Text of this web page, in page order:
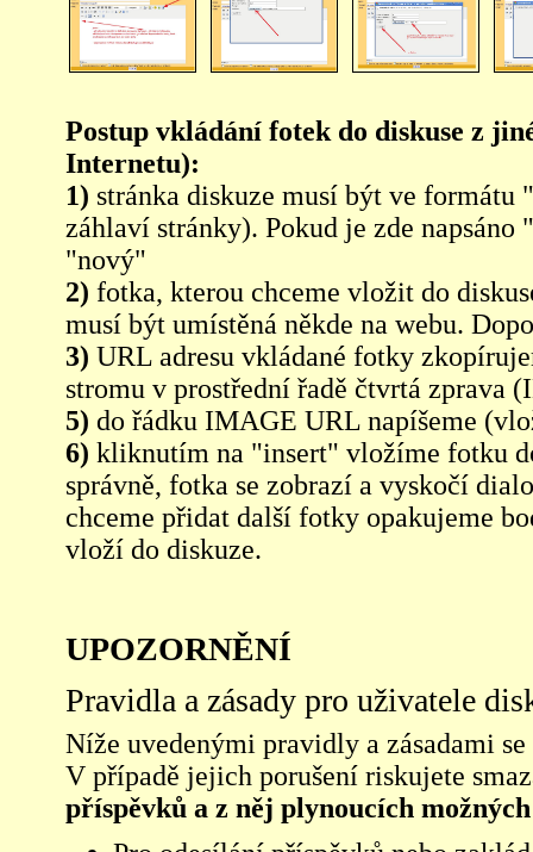
Postup vkládání fotek do diskuse z
Internetu):
1) stránka diskuze musí být ve
záhlaví stránky). Pokud je zde
"nový"
2) fotka, kterou chceme vložit do
musí být umístěná někde na webu.
3) URL adresu vkládané fotky
stromu v prostřední řadě čtvrtá zprava
5) do řádku IMAGE URL napíšeme
6) kliknutím na "insert" vložíme fotku
správně, fotka se zobrazí a vyskočí
chceme přidat další fotky opakujeme
vloží do diskuze.
UPOZORNĚNÍ
Pravidla a zásady pro uživatele
Níže uvedenými pravidly a zásadami
V případě jejich porušení riskujete
příspěvků a z něj plynoucích